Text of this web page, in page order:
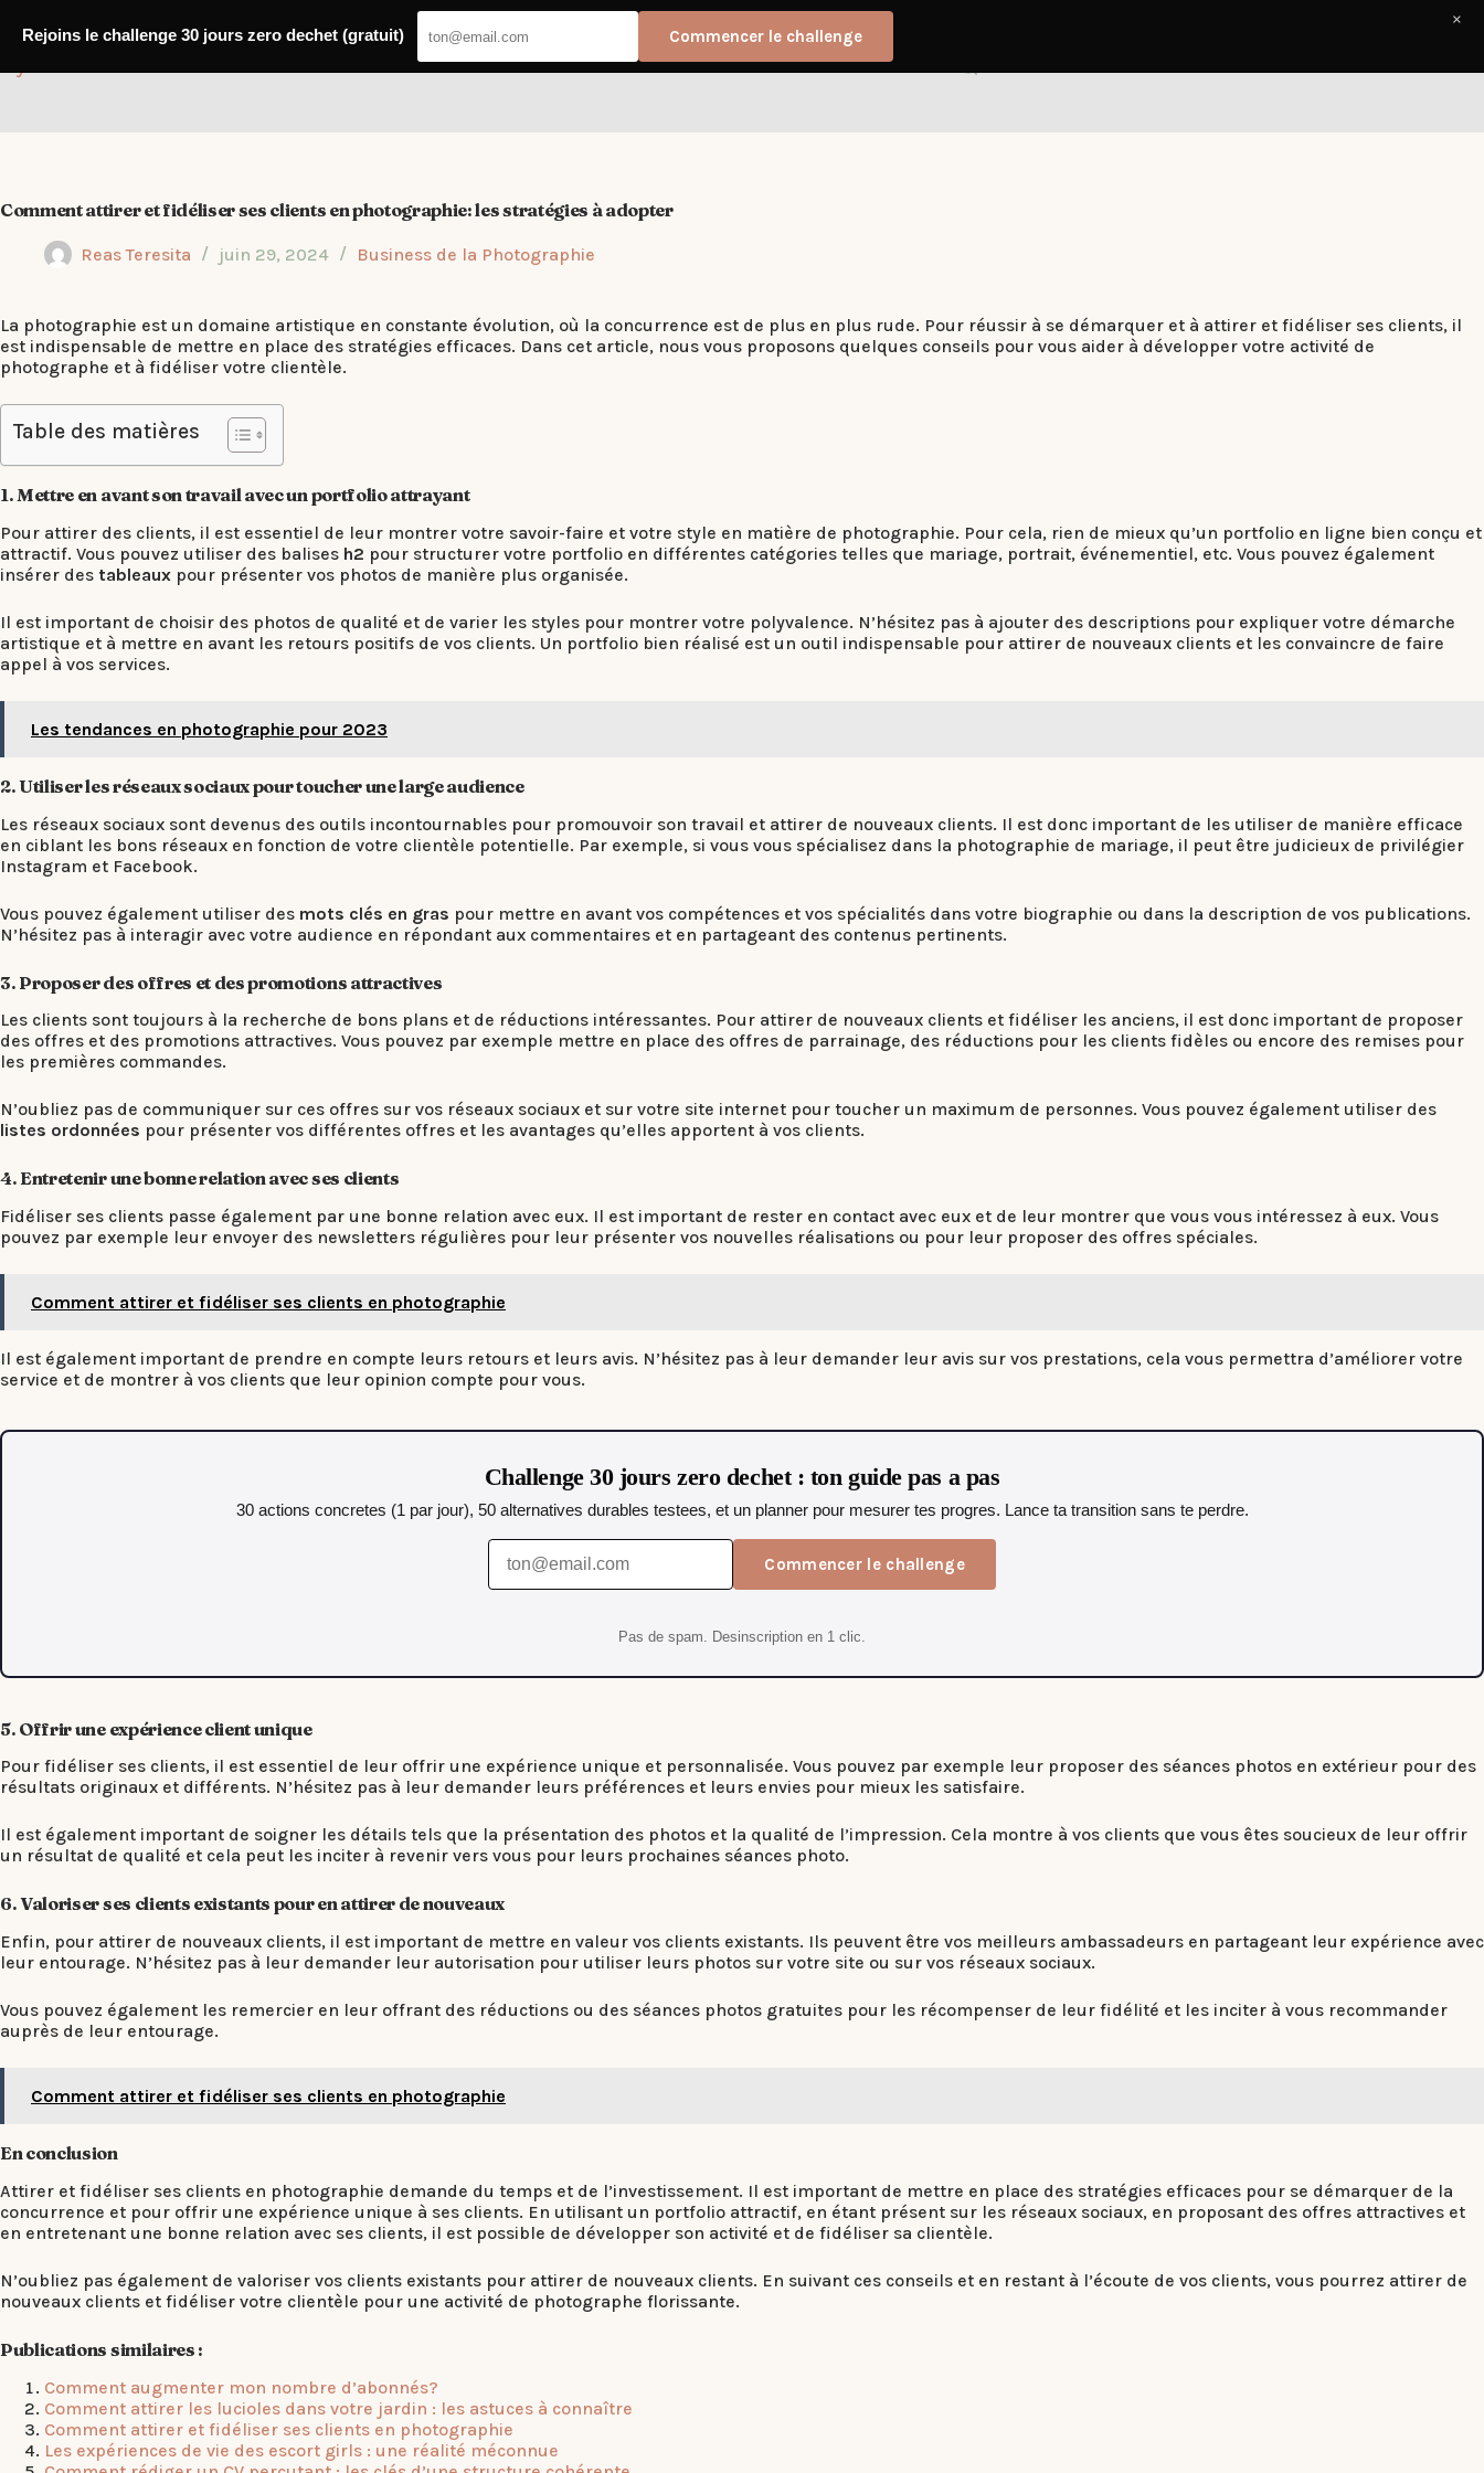
contenu
Comment attirer et fidéliser ses clients en photographie: les stratégies à adopter
Reas Teresita juin 29, 2024 Business de la Photographie
La photographie est un domaine artistique en constante évolution, où la concurrence est de plus en plus rude. Pour réussir à se démarquer et à attirer et fidéliser ses clients, il
est indispensable de mettre en place des stratégies efficaces. Dans cet article, nous vous proposons quelques conseils pour vous aider à développer votre activité de
photographe et à fidéliser votre clientèle.
Table des matières
1. Mettre en avant son travail avec un portfolio attrayant
Pour attirer des clients, il est essentiel de leur montrer votre savoir-faire et votre style en matière de photographie. Pour cela, rien de mieux qu’un portfolio en ligne bien conçu et
attractif. Vous pouvez utiliser des balises h2 pour structurer votre portfolio en différentes catégories telles que mariage, portrait, événementiel, etc. Vous pouvez également
insérer des tableaux pour présenter vos photos de manière plus organisée.
Il est important de choisir des photos de qualité et de varier les styles pour montrer votre polyvalence. N’hésitez pas à ajouter des descriptions pour expliquer votre démarche
artistique et à mettre en avant les retours positifs de vos clients. Un portfolio bien réalisé est un outil indispensable pour attirer de nouveaux clients et les convaincre de faire
appel à vos services.
Les tendances en photographie pour 2023
2. Utiliser les réseaux sociaux pour toucher une large audience
Les réseaux sociaux sont devenus des outils incontournables pour promouvoir son travail et attirer de nouveaux clients. Il est donc important de les utiliser de manière efficace
en ciblant les bons réseaux en fonction de votre clientèle potentielle. Par exemple, si vous vous spécialisez dans la photographie de mariage, il peut être judicieux de privilégier
Instagram et Facebook.
Vous pouvez également utiliser des mots clés en gras pour mettre en avant vos compétences et vos spécialités dans votre biographie ou dans la description de vos publications.
N’hésitez pas à interagir avec votre audience en répondant aux commentaires et en partageant des contenus pertinents.
3. Proposer des offres et des promotions attractives
Les clients sont toujours à la recherche de bons plans et de réductions intéressantes. Pour attirer de nouveaux clients et fidéliser les anciens, il est donc important de proposer
des offres et des promotions attractives. Vous pouvez par exemple mettre en place des offres de parrainage, des réductions pour les clients fidèles ou encore des remises pour
les premières commandes.
N’oubliez pas de communiquer sur ces offres sur vos réseaux sociaux et sur votre site internet pour toucher un maximum de personnes. Vous pouvez également utiliser des
listes ordonnées pour présenter vos différentes offres et les avantages qu’elles apportent à vos clients.
4. Entretenir une bonne relation avec ses clients
Fidéliser ses clients passe également par une bonne relation avec eux. Il est important de rester en contact avec eux et de leur montrer que vous vous intéressez à eux. Vous
pouvez par exemple leur envoyer des newsletters régulières pour leur présenter vos nouvelles réalisations ou pour leur proposer des offres spéciales.
Comment attirer et fidéliser ses clients en photographie
Il est également important de prendre en compte leurs retours et leurs avis. N’hésitez pas à leur demander leur avis sur vos prestations, cela vous permettra d’améliorer votre
service et de montrer à vos clients que leur opinion compte pour vous.
Challenge 30 jours zero dechet : ton guide pas a pas
30 actions concretes (1 par jour), 50 alternatives durables testees, et un planner pour mesurer tes progres. Lance ta transition sans te perdre.
Commencer le challenge
Pas de spam. Desinscription en 1 clic.
5. Offrir une expérience client unique
Pour fidéliser ses clients, il est essentiel de leur offrir une expérience unique et personnalisée. Vous pouvez par exemple leur proposer des séances photos en extérieur pour des
résultats originaux et différents. N’hésitez pas à leur demander leurs préférences et leurs envies pour mieux les satisfaire.
Il est également important de soigner les détails tels que la présentation des photos et la qualité de l’impression. Cela montre à vos clients que vous êtes soucieux de leur offrir
un résultat de qualité et cela peut les inciter à revenir vers vous pour leurs prochaines séances photo.
6. Valoriser ses clients existants pour en attirer de nouveaux
Enfin, pour attirer de nouveaux clients, il est important de mettre en valeur vos clients existants. Ils peuvent être vos meilleurs ambassadeurs en partageant leur expérience avec
leur entourage. N’hésitez pas à leur demander leur autorisation pour utiliser leurs photos sur votre site ou sur vos réseaux sociaux.
Vous pouvez également les remercier en leur offrant des réductions ou des séances photos gratuites pour les récompenser de leur fidélité et les inciter à vous recommander
auprès de leur entourage.
Comment attirer et fidéliser ses clients en photographie
En conclusion
Attirer et fidéliser ses clients en photographie demande du temps et de l’investissement. Il est important de mettre en place des stratégies efficaces pour se démarquer de la
concurrence et pour offrir une expérience unique à ses clients. En utilisant un portfolio attractif, en étant présent sur les réseaux sociaux, en proposant des offres attractives et
en entretenant une bonne relation avec ses clients, il est possible de développer son activité et de fidéliser sa clientèle.
N’oubliez pas également de valoriser vos clients existants pour attirer de nouveaux clients. En suivant ces conseils et en restant à l’écoute de vos clients, vous pourrez attirer de
nouveaux clients et fidéliser votre clientèle pour une activité de photographe florissante.
Publications similaires :
Comment augmenter mon nombre d’abonnés?
Comment attirer les lucioles dans votre jardin : les astuces à connaître
Comment attirer et fidéliser ses clients en photographie
Les expériences de vie des escort girls : une réalité méconnue
Rejoins le challenge 30 jours zero dechet (gratuit) Commencer le challenge
×